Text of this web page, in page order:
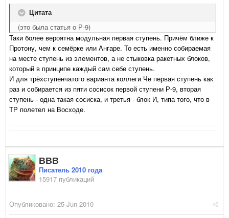
Цитата
(это была статья о Р-9)
Таки более вероятна модульная первая ступень. Причём ближе к
Протону, чем к семёрке или Ангаре. То есть именно собираемая
на месте ступень из элементов, а не стыковка ракетных блоков,
который в принципе каждый сам себе ступень.
И для трёхступенчатого варианта коллеги Че первая ступень как
раз и собирается из пяти сосисок первой ступени Р-9, вторая
ступень - одна такая сосиска, и третья - блок И, типа того, что в
ТР полетел на Восходе.
ВВВ
Писатель 2010 года
15917 публикаций
Опубликовано: 25 Jun 2010